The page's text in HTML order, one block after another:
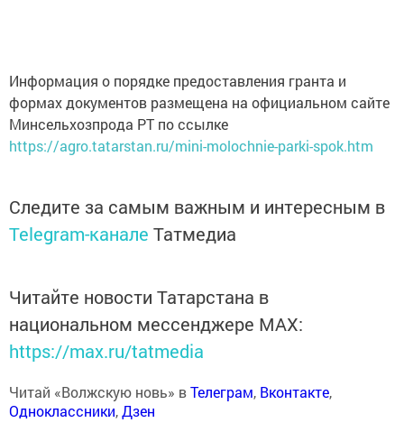
Информация о порядке предоставления гранта и
формах документов размещена на официальном сайте
Минсельхозпрода РТ по ссылке
https://agro.tatarstan.ru/mini-molochnie-parki-spok.htm
Следите за самым важным и интересным в
Telegram-канале Татмедиа
Читайте новости Татарстана в
национальном мессенджере MАХ:
https://max.ru/tatmedia
Читай «Волжскую новь» вТелеграм, Вконтакте,
Одноклассники,Дзен